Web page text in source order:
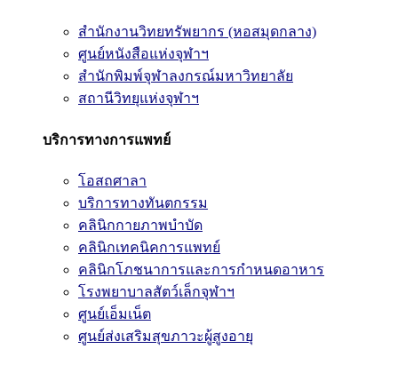
สำนักงานวิทยทรัพยากร (หอสมุดกลาง)
ศูนย์หนังสือแห่งจุฬาฯ
สำนักพิมพ์จุฬาลงกรณ์มหาวิทยาลัย
สถานีวิทยุแห่งจุฬาฯ
บริการทางการแพทย์
โอสถศาลา
บริการทางทันตกรรม
คลินิกกายภาพบำบัด
คลินิกเทคนิคการแพทย์
คลินิกโภชนาการและการกำหนดอาหาร
โรงพยาบาลสัตว์เล็กจุฬาฯ
ศูนย์เอ็มเน็ต
ศูนย์ส่งเสริมสุขภาวะผู้สูงอายุ